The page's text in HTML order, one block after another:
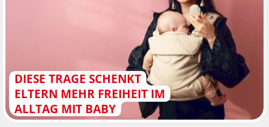
DIESE TRAGE SCHENKT
ELTERN MEHR FREIHEIT IM
ALLTAG MIT BABY